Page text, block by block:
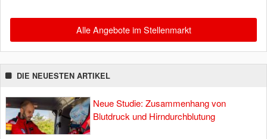
Alle Angebote im Stellenmarkt
DIE NEUESTEN ARTIKEL
Neue Studie: Zusammenhang von
Blutdruck und Hirndurchblutung